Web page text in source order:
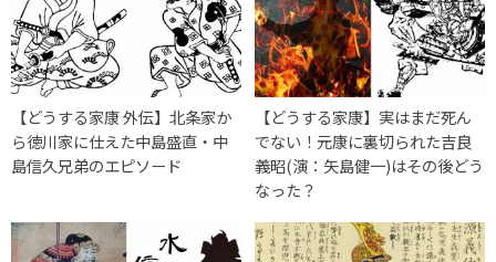
【どうする家康 外伝】北条家か
ら徳川家に仕えた中島盛直・中
島信久兄弟のエピソード
【どうする家康】実はまだ死ん
でない！元康に裏切られた吉良
義昭(演：矢島健一)はその後どう
なった？